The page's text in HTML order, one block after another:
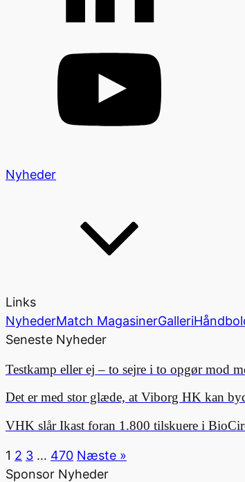
Nyheder
Links
NyhederMatch MagasinerGalleri
Seneste Nyheder
Testkamp eller ej – to sejre i to opgør mod
Det er med stor glæde, at Viborg HK kan
VHK slår Ikast foran 1.800 tilskuere i
1 2 3 … 470 Næste »
Sponsor Nyheder